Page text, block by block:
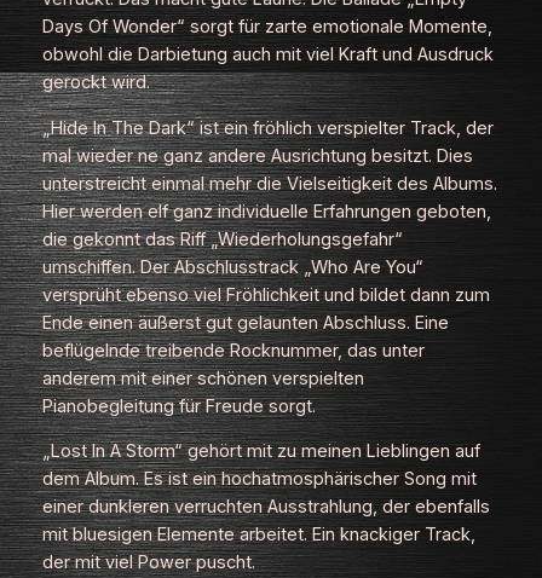
Days Of Wonder“ sorgt für zarte emotionale Momente,
obwohl die Darbietung auch mit viel Kraft und Ausdruck
gerockt wird.
„Hide In The Dark“ ist ein fröhlich verspielter Track, der
mal wieder ne ganz andere Ausrichtung besitzt. Dies
unterstreicht einmal mehr die Vielseitigkeit des Albums.
Hier werden elf ganz individuelle Erfahrungen geboten,
die gekonnt das Riff „Wiederholungsgefahr“
umschiffen. Der Abschlusstrack „Who Are You“
versprüht ebenso viel Fröhlichkeit und bildet dann zum
Ende einen äußerst gut gelaunten Abschluss. Eine
beflügelnde treibende Rocknummer, das unter
anderem mit einer schönen verspielten
Pianobegleitung für Freude sorgt.
„Lost In A Storm“ gehört mit zu meinen Lieblingen auf
dem Album. Es ist ein hochatmosphärischer Song mit
einer dunkleren verruchten Ausstrahlung, der ebenfalls
mit bluesigen Elemente arbeitet. Ein knackiger Track,
der mit viel Power puscht.